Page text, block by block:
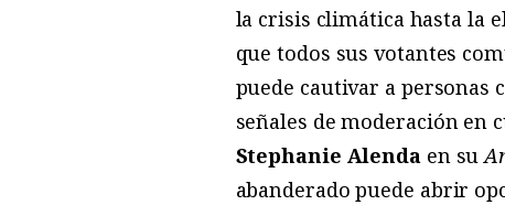
la crisis climática hasta la
que todos sus votantes
puede cautivar a personas
señales de moderación en
Stephanie Alendaen su
abanderado puede abrir